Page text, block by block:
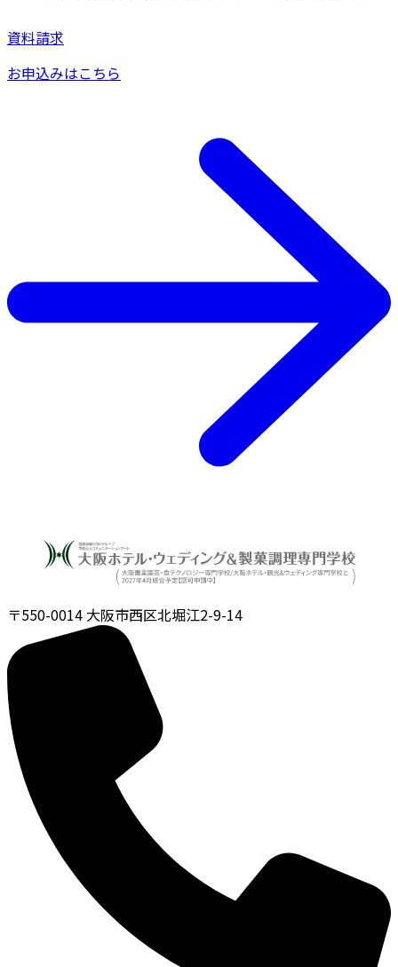
資料請求
お申込みはこちら
〒550-0014 大阪市西区北堀江2-9-14